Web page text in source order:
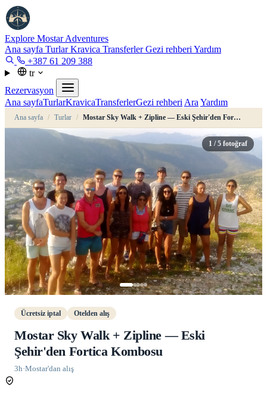
Explore MostarAdventures
Ana sayfa TurlarKravica TransferlerGezi rehberi Yardım
+387 61 209 388
tr
Rezervasyon
Ana sayfaTurlarKravicaTransferlerGezi rehberi Ara Yardım
Ana sayfa / Turlar / Mostar Sky Walk + Zipline — Eski Şehir'den Fortica Kombosu
1 / 5 fotoğraf
Ücretsiz iptal Otelden alış
Mostar Sky Walk + Zipline — Eski
Şehir'den Fortica Kombosu
3h·Mostar'dan alış